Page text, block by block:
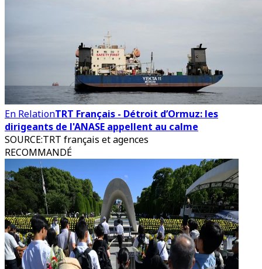
En RelationTRT Français - Détroit d’Ormuz: les
dirigeants de l'ANASE appellent au calme
SOURCE:TRT français et agences
RECOMMANDÉ